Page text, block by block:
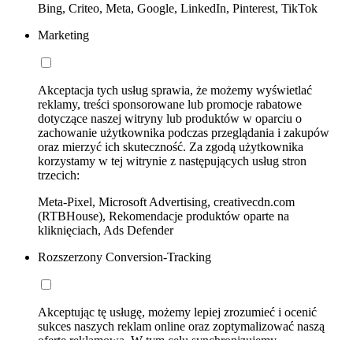
Bing, Criteo, Meta, Google, LinkedIn, Pinterest, TikTok
Marketing
Akceptacja tych usług sprawia, że możemy wyświetlać
reklamy, treści sponsorowane lub promocje rabatowe
dotyczące naszej witryny lub produktów w oparciu o
zachowanie użytkownika podczas przeglądania i zakupów
oraz mierzyć ich skuteczność. Za zgodą użytkownika
korzystamy w tej witrynie z następujących usług stron
trzecich:
Meta-Pixel, Microsoft Advertising, creativecdn.com
(RTBHouse), Rekomendacje produktów oparte na
kliknięciach, Ads Defender
Rozszerzony Conversion-Tracking
Akceptując tę usługę, możemy lepiej zrozumieć i ocenić
sukces naszych reklam online oraz zoptymalizować naszą